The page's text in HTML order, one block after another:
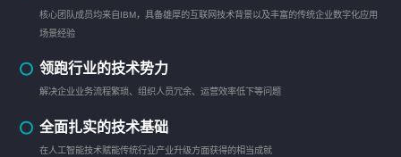
核心团队成员均来自IBM，具备雄厚的互联网技术背景以及丰富的传统企业数字化应用
场景经验
领跑行业的技术势力
解决企业业务流程繁琐、组织人员冗余、运营效率低下等问题
全面扎实的技术基础
在人工智能技术赋能传统行业产业升级方面获得的相当成就